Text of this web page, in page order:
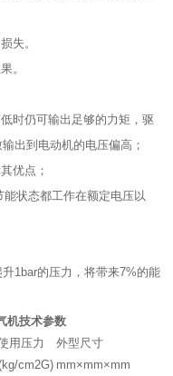
失。
。
时仍可输出足够的力矩，驱
出到电动机的电压偏高；
优点；
状态都工作在额定电压以
1bar的压力，将带来7%的能
机技术参数
用压力
外型尺寸
cm2G) mm×mm×mm